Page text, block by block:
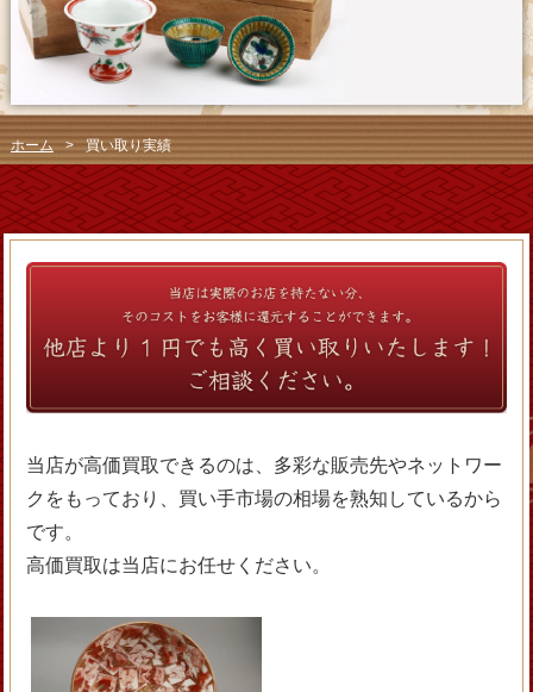
ホーム > 買い取り実績
当店が高価買取できるのは、多彩な販売先やネットワー
クをもっており、買い手市場の相場を熟知しているから
です。
高価買取は当店にお任せください。